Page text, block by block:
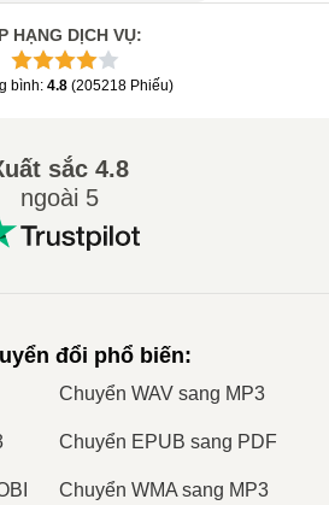
HẠNG DỊCH VỤ:
bình: 4.8 (205218 Phiếu)
sắc 4.8
ngoài 5
đổi phổ biến:
Сhuyển WAV sang MP3
Сhuyển EPUB sang PDF
Сhuyển WMA sang MP3